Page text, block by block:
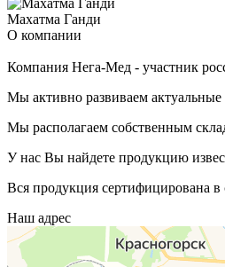
Махатма Ганди
О компании
Компания Нега-Мед - участник
Мы активно развиваем актуальные
Мы располагаем собственным
У нас Вы найдете продукцию
Вся продукция сертифицирована в
Наш адрес